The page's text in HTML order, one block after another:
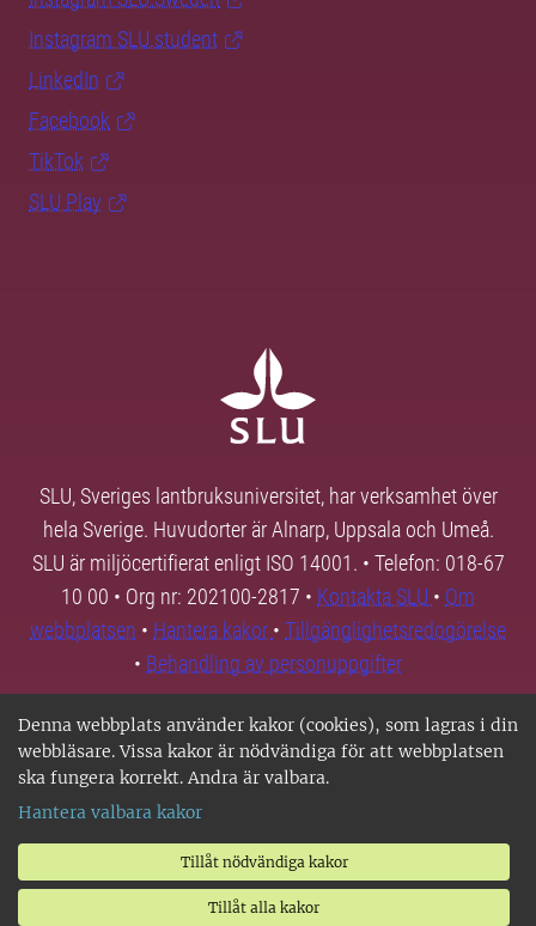
Denna webbplats använder kakor (cookies), som lagras i din
webbläsare. Vissa kakor är nödvändiga för att webbplatsen
ska fungera korrekt. Andra är valbara.
Hantera valbara kakor
Tillåt nödvändiga kakor
Tillåt alla kakor
Instagram SLU.student
LinkedIn
Facebook
TikTok
SLU Play
SLU, Sveriges lantbruksuniversitet, har verksamhet över
hela Sverige. Huvudorter är Alnarp, Uppsala och Umeå.
SLU är miljöcertifierat enligt ISO 14001. • Telefon: 018-67
10 00 • Org nr: 202100-2817 • Kontakta SLU • Om
webbplatsen • Hantera kakor • Tillgänglighetsredogörelse
• Behandling av personuppgifter